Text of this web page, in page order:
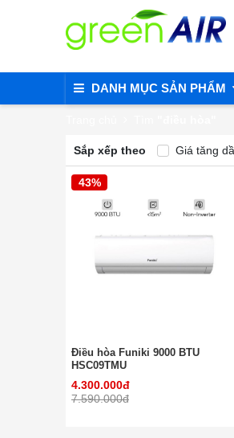
DANH MỤC SẢN PHẨM
Sắp xếp theo Giá tăng
43%
Điều hòa Funiki 9000 BTU
HSC09TMU
4.300.000đ
7.590.000đ